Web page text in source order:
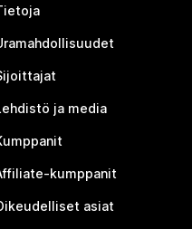
ja media
kumppanit
asiat